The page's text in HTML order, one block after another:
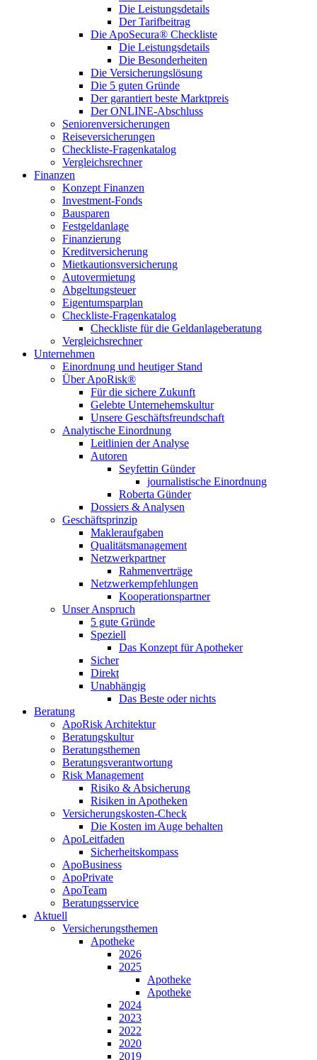
Die Leistungsdetails
Der Tarifbeitrag
Die ApoSecura® Checkliste
Die Leistungsdetails
Die Besonderheiten
Die Versicherungslösung
Die 5 guten Gründe
Der garantiert beste Marktpreis
Der ONLINE-Abschluss
Seniorenversicherungen
Reiseversicherungen
Checkliste-Fragenkatalog
Vergleichsrechner
Finanzen
Konzept Finanzen
Investment-Fonds
Bausparen
Festgeldanlage
Finanzierung
Kreditversicherung
Mietkautionsversicherung
Autovermietung
Abgeltungsteuer
Eigentumsparplan
Checkliste-Fragenkatalog
Checkliste für die Geldanlageberatung
Vergleichsrechner
Unternehmen
Einordnung und heutiger Stand
Über ApoRisk®
Für die sichere Zukunft
Gelebte Unternehemskultur
Unsere Geschäftsfreundschaft
Analytische Einordnung
Leitlinien der Analyse
Autoren
Seyfettin Günder
journalistische Einordnung
Roberta Günder
Dossiers & Analysen
Geschäftsprinzip
Makleraufgaben
Qualitätsmanagement
Netzwerkpartner
Rahmenverträge
Netzwerkempfehlungen
Kooperationspartner
Unser Anspruch
5 gute Gründe
Speziell
Das Konzept für Apotheker
Sicher
Direkt
Unabhängig
Das Beste oder nichts
Beratung
ApoRisk Architektur
Beratungskultur
Beratungsthemen
Beratungsverantwortung
Risk Management
Risiko & Absicherung
Risiken in Apotheken
Versicherungskosten-Check
Die Kosten im Auge behalten
ApoLeitfaden
Sicherheitskompass
ApoBusiness
ApoPrivate
ApoTeam
Beratungsservice
Aktuell
Versicherungsthemen
Apotheke
2026
2025
Apotheke
Apotheke
2024
2023
2022
2020
2019